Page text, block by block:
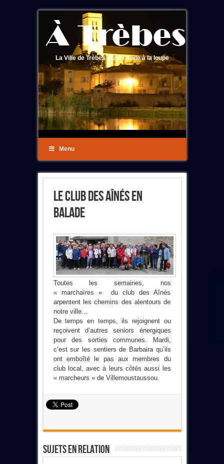
La Ville de Trèbes dans l'Aude à la loupe
Menu
Le Club Des Aînés En
Balade
Toutes les semaines, nos
« marchaïres » du club des Aînés
arpentent les chemins des alentours de
notre ville…
De temps en temps, ils rejoignent ou
reçoivent d’autres seniors énergiques
pour des sorties communes. Mardi,
c’est sur les sentiers de Barbaira qu’ils
ont emboîté le pas aux membres du
club local, avec à leurs côtés aussi les
« marcheurs » de Villemoustaussou.
Sujets En Relation